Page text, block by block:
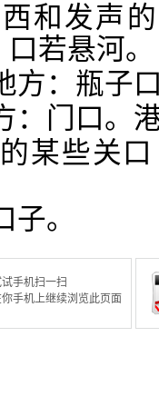
和发声的
若悬河。
方：瓶子
：门口。
某些关
。
手机扫一扫
手机上继续浏览此页面